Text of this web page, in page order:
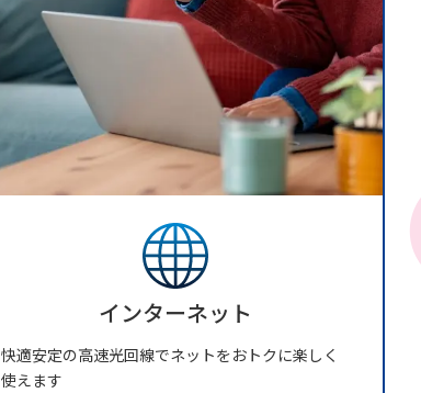
インターネット
快適安定の高速光回線でネットをおトクに楽しく
使えます